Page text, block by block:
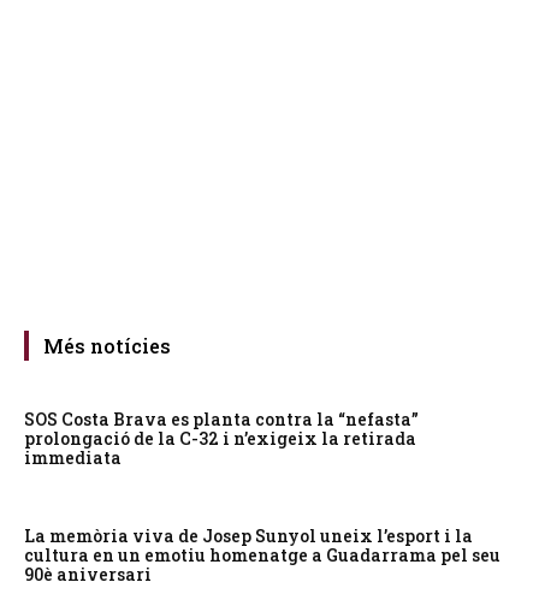
Més notícies
SOS Costa Brava es planta contra la “nefasta”
prolongació de la C-32 i n’exigeix la retirada
immediata
La memòria viva de Josep Sunyol uneix l’esport i la
cultura en un emotiu homenatge a Guadarrama pel seu
90è aniversari